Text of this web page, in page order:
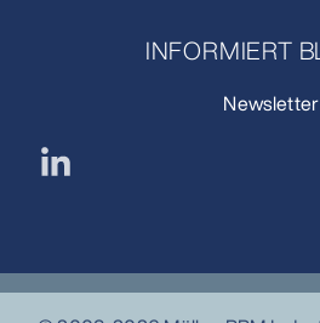
INFORMIERT
Newsletter